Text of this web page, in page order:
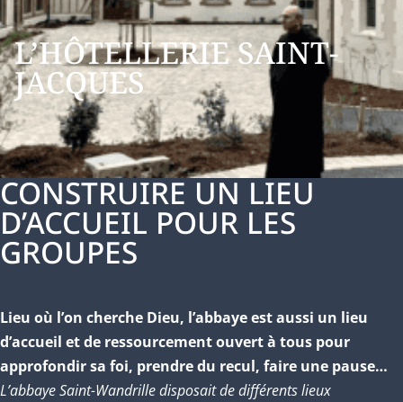
L’HÔTELLERIE SAINT-
JACQUES
CONSTRUIRE UN LIEU
D’ACCUEIL POUR LES
GROUPES
Lieu où l’on cherche Dieu, l’abbaye est aussi un lieu
d’accueil et de ressourcement ouvert à tous pour
approfondir sa foi, prendre du recul, faire une pause…
L’abbaye Saint-Wandrille disposait de différents lieux